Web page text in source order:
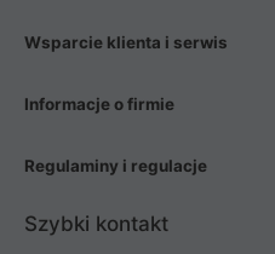
Wsparcie klienta i serwis
Informacje o firmie
Regulaminy i regulacje
Szybki kontakt